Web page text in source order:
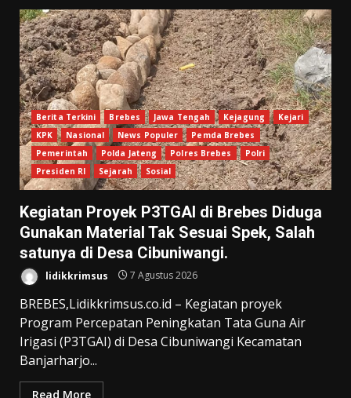
Berita Terkini Brebes Jawa Tengah Kejagung
Kejari
KPK
Nasional News Populer
Pemda Brebes
Pemerintah
Polda Jateng Polres Brebes
Polri
Presiden RI
Sejarah Sosial
Kegiatan Proyek P3TGAI di Brebes Diduga
Gunakan Material Tak Sesuai Spek, Salah
satunya di Desa Cibuniwangi.
lidikkrimsus 7 Agustus 2026
BREBES,Lidikkrimsus.co.id – Kegiatan proyek
Program Percepatan Peningkatan Tata Guna Air
Irigasi (P3TGAI) di Desa Cibuniwangi Kecamatan
Banjarharjo...
Read More